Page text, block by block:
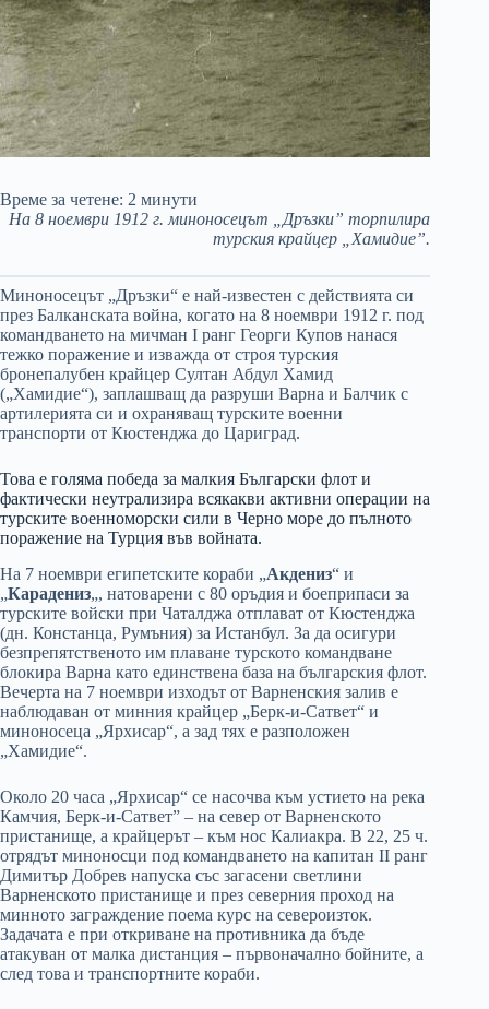
Време за четене: 2 минути
На 8 ноември 1912 г. миноносецът „Дръзки” торпилира
турския крайцер „Хамидие”.
Миноносецът „Дръзки“ е най-известен с действията си
през Балканската война, когато на 8 ноември 1912 г. под
командването на мичман I ранг Георги Купов нанася
тежко поражение и изважда от строя турския
бронепалубен крайцер Султан Абдул Хамид
(„Хамидие“), заплашващ да разруши Варна и Балчик с
артилерията си и охраняващ турските военни
транспорти от Кюстенджа до Цариград.
Това е голяма победа за малкия Български флот и
фактически неутрализира всякакви активни операции на
турските военноморски сили в Черно море до пълното
поражение на Турция във войната.
На 7 ноември египетските кораби „Акдениз“ и
„Карадениз„, натоварени с 80 оръдия и боеприпаси за
турските войски при Чаталджа отплават от Кюстенджа
(дн. Констанца, Румъния) за Истанбул. За да осигури
безпрепятственото им плаване турското командване
блокира Варна като единствена база на българския флот.
Вечерта на 7 ноември изходът от Варненския залив е
наблюдаван от минния крайцер „Берк-и-Сатвет“ и
миноносеца „Ярхисар“, а зад тях е разположен
„Хамидие“.
Около 20 часа „Ярхисар“ се насочва към устието на река
Камчия, Берк-и-Сатвет” – на север от Варненското
пристанище, а крайцерът – към нос Калиакра. В 22, 25 ч.
отрядът миноносци под командването на капитан ІІ ранг
Димитър Добрев напуска със загасени светлини
Варненското пристанище и през северния проход на
минното заграждение поема курс на североизток.
Задачата е при откриване на противника да бъде
атакуван от малка дистанция – първоначално бойните, а
след това и транспортните кораби.